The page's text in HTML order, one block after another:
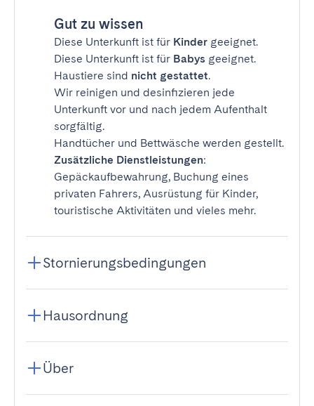
Gut zu wissen
Diese Unterkunft ist für Kinder geeignet.
Diese Unterkunft ist für Babys geeignet.
Haustiere sind nicht gestattet.
Wir reinigen und desinfizieren jede
Unterkunft vor und nach jedem Aufenthalt
sorgfältig.
Handtücher und Bettwäsche werden gestellt.
Zusätzliche Dienstleistungen:
Gepäckaufbewahrung, Buchung eines
privaten Fahrers, Ausrüstung für Kinder,
touristische Aktivitäten und vieles mehr.
Stornierungsbedingungen
Hausordnung
Über